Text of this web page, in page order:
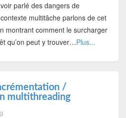
parlé des dangers de
multitâche parlons de cet
montrant comment le surcharger
qu’on peut y trouver…Plus...
/
multithreading